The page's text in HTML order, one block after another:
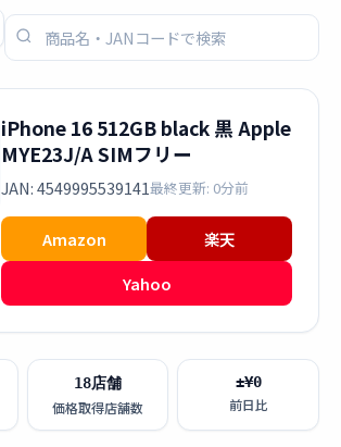
iPhone 16 512GB black 黒 Apple
MYE23J/A SIMフリー
JAN: 4549995539141最終更新: 0分前
Amazon
楽天
Yahoo
18店舗
価格取得店舗数
±¥0
前日比